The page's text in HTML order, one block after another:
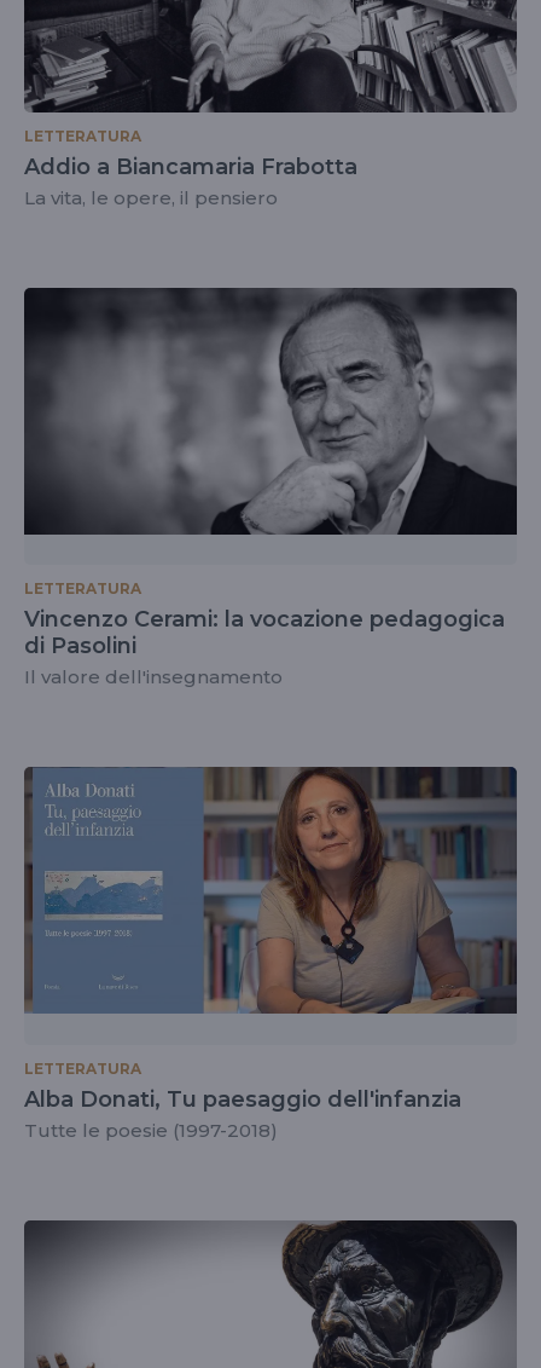
LETTERATURA
Addio a Biancamaria Frabotta
La vita, le opere, il pensiero
LETTERATURA
Vincenzo Cerami: la vocazione pedagogica
di Pasolini
Il valore dell'insegnamento
LETTERATURA
Alba Donati, Tu paesaggio dell'infanzia
Tutte le poesie (1997-2018)